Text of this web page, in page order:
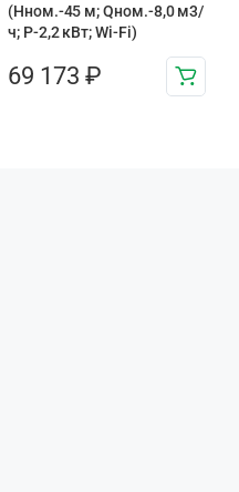
(Нном.-45 м; Qном.-8,0 м3/
ч; Р-2,2 кВт; Wi-Fi)
69 173 ₽